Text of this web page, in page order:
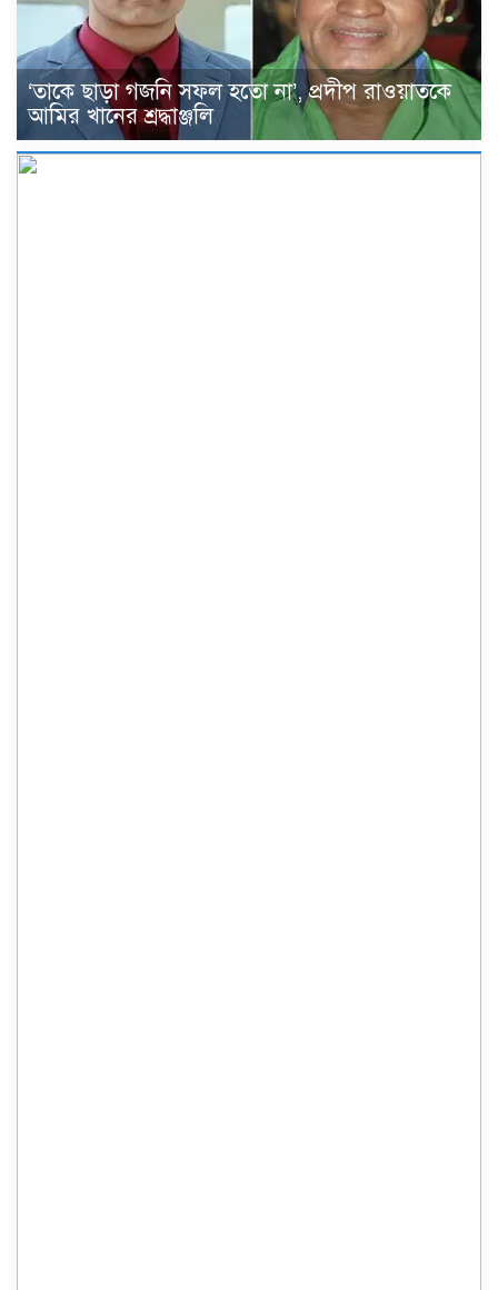
‘তাকে ছাড়া গজনি সফল হতো না’, প্রদীপ রাওয়াতকে
আমির খানের শ্রদ্ধাঞ্জলি